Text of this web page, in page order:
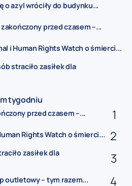
o azyl wróciły do budynku...
przed czasem –...
i Human Rights Watch o śmierci...
straciło zasiłek dla
tygodniu
przed czasem –...
Rights Watch o śmierci...
zasiłek dla
outletowy – tym razem...